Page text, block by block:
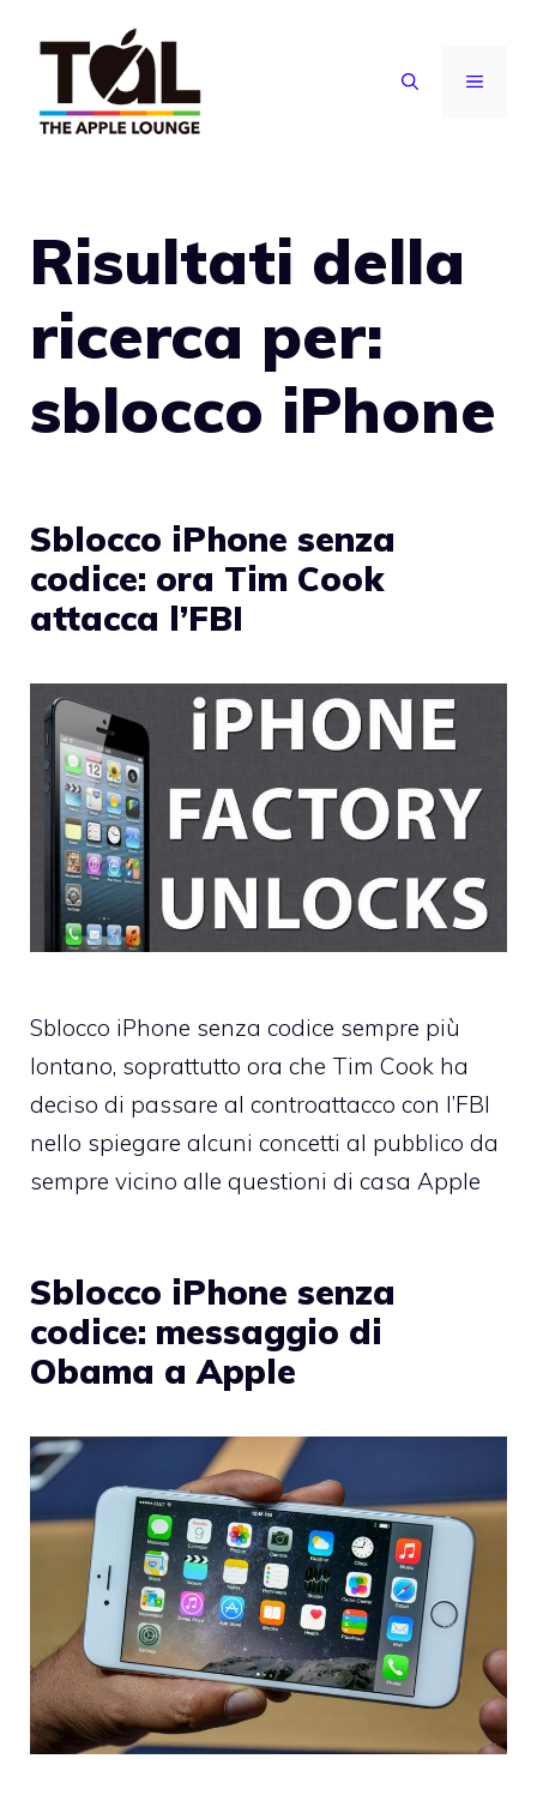
contenuto
MENU
Risultati della
ricerca per:
sblocco iPhone
Sblocco iPhone senza
codice: ora Tim Cook
attacca l’FBI
Sblocco iPhone senza codice sempre più
lontano, soprattutto ora che Tim Cook ha
deciso di passare al controattacco con l’FBI
nello spiegare alcuni concetti al pubblico da
sempre vicino alle questioni di casa Apple
Sblocco iPhone senza
codice: messaggio di
Obama a Apple